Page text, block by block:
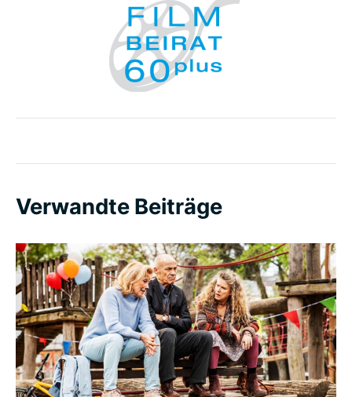
Navigation
Verwandte Beiträge